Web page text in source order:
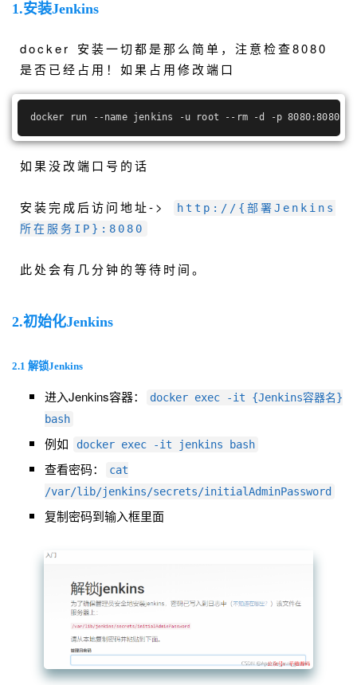
1.安装Jenkins
docker 安装一切都是那么简单，注意检查8080
是否已经占用！如果占用修改端口
docker run --name jenkins -u root --rm -d -p 8080:8080 -
如果没改端口号的话
安装完成后访问地址->
http://{部署Jenkins
所在服务IP}:8080
此处会有几分钟的等待时间。
2.初始化Jenkins
2.1 解锁Jenkins
进入Jenkins容器：
docker exec -it {Jenkins容器名}
bash
例如 docker exec -it jenkins bash
查看密码：
cat
/var/lib/jenkins/secrets/initialAdminPassword
复制密码到输入框里面